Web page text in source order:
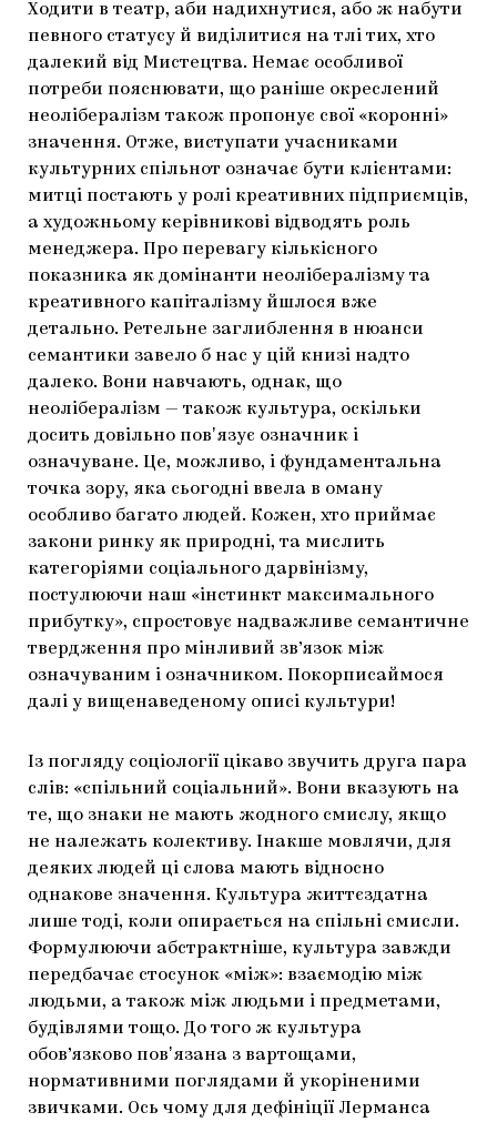
Ходити в театр, аби надихнутися, або ж набути
певного статусу й виділитися на тлі тих, хто
далекий від Мистецтва. Немає особливої
потреби пояснювати, що раніше окреслений
неолібералізм також пропонує свої «коронні»
значення. Отже, виступати учасниками
культурних спільнот означає бути клієнтами:
митці постають у ролі креативних підприємців,
а художньому керівникові відводять роль
менеджера. Про перевагу кількісного
показника як домінанти неолібералізму та
креативного капіталізму йшлося вже
детально. Ретельне заглиблення в нюанси
семантики завело б нас у цій книзі надто
далеко. Вони навчають, однак, що
неолібералізм — також культура, оскільки
досить довільно повʼязує означник і
означуване. Це, можливо, і фундаментальна
точка зору, яка сьогодні ввела в оману
особливо багато людей. Кожен, хто приймає
закони ринку як природні, та мислить
категоріями соціального дарвінізму,
постулюючи наш «інстинкт максимального
прибутку», спростовує надважливе семантичне
твердження про мінливий зв’язок між
означуваним і означником. Покорписаймося
далі у вищенаведеному описі культури!
Із погляду соціології цікаво звучить друга пара
слів: «спільний соціальний». Вони вказують на
те, що знаки не мають жодного смислу, якщо
не належать колективу. Інакше мовлячи, для
деяких людей ці слова мають відносно
однакове значення. Культура життєздатна
лише тоді, коли опирається на спільні смисли.
Формулюючи абстрактніше, культура завжди
передбачає стосунок «між»: взаємодію між
людьми, а також між людьми і предметами,
будівлями тощо. До того ж культура
обов’язково повʼязана з вартощами,
нормативними поглядами й укоріненими
звичками. Ось чому для дефініції Лерманса